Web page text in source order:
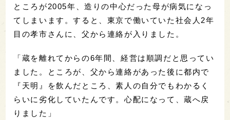
ところが2005年、造りの中心だった母が病気になっ
てしまいます。すると、東京で働いていた社会人2年
目の孝市さんに、父から連絡が入りました。
「蔵を離れてからの6年間、経営は順調だと思ってい
ました。ところが、父から連絡があった後に都内で
『天明』を飲んだところ、素人の自分でもわかるく
らいに劣化していたんです。心配になって、蔵へ戻
りました」